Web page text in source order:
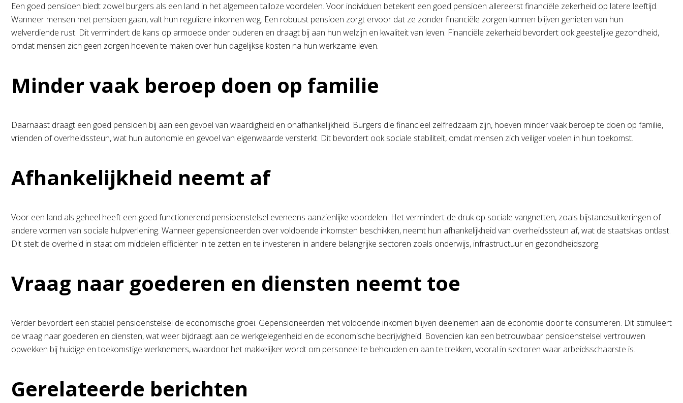
Een goed pensioen biedt zowel burgers als een land in het algemeen talloze voordelen. Voor individuen betekent een goed pensioen allereerst financiële zekerheid op latere leeftijd.
Wanneer mensen met pensioen gaan, valt hun reguliere inkomen weg. Een robuust pensioen zorgt ervoor dat ze zonder financiële zorgen kunnen blijven genieten van hun
welverdiende rust. Dit vermindert de kans op armoede onder ouderen en draagt bij aan hun welzijn en kwaliteit van leven. Financiële zekerheid bevordert ook geestelijke gezondheid,
omdat mensen zich geen zorgen hoeven te maken over hun dagelijkse kosten na hun werkzame leven.
Minder vaak beroep doen op familie
Daarnaast draagt een goed pensioen bij aan een gevoel van waardigheid en onafhankelijkheid. Burgers die financieel zelfredzaam zijn, hoeven minder vaak beroep te doen op familie,
vrienden of overheidssteun, wat hun autonomie en gevoel van eigenwaarde versterkt. Dit bevordert ook sociale stabiliteit, omdat mensen zich veiliger voelen in hun toekomst.
Afhankelijkheid neemt af
Voor een land als geheel heeft een goed functionerend pensioenstelsel eveneens aanzienlijke voordelen. Het vermindert de druk op sociale vangnetten, zoals bijstandsuitkeringen of
andere vormen van sociale hulpverlening. Wanneer gepensioneerden over voldoende inkomsten beschikken, neemt hun afhankelijkheid van overheidssteun af, wat de staatskas ontlast.
Dit stelt de overheid in staat om middelen efficiënter in te zetten en te investeren in andere belangrijke sectoren zoals onderwijs, infrastructuur en gezondheidszorg.
Vraag naar goederen en diensten neemt toe
Verder bevordert een stabiel pensioenstelsel de economische groei. Gepensioneerden met voldoende inkomen blijven deelnemen aan de economie door te consumeren. Dit stimuleert
de vraag naar goederen en diensten, wat weer bijdraagt aan de werkgelegenheid en de economische bedrijvigheid. Bovendien kan een betrouwbaar pensioenstelsel vertrouwen
opwekken bij huidige en toekomstige werknemers, waardoor het makkelijker wordt om personeel te behouden en aan te trekken, vooral in sectoren waar arbeidsschaarste is.
Gerelateerde berichten